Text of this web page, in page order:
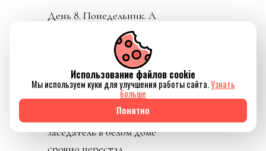
День 8. Понедельник. А
«папочка» лысого из
ФИФА? А он не
отвечает на звонки. А на
пресс-конференции
заседатель в белом доме
Использование файлов cookie
Мы используем куки для улучшения работы сайта.Узнать
больше
Понятно